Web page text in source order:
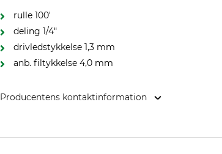
rulle 100'
deling 1/4"
drivledstykkelse 1,3 mm
anb. filtykkelse 4,0 mm
Producentens kontaktinformation